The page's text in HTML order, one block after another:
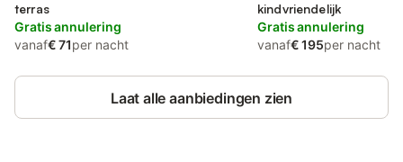
terras
Gratis annulering
vanaf€ 71per nacht
kindvriendelijk
Gratis annulering
vanaf€ 195per nacht
Laat alle aanbiedingen zien